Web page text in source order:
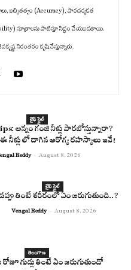
ఖచ్చితత్వం (Accuracy), పారదర్శకత
సూత్రాలను పాటిస్తూ సిద్ధం చేయబడతాయి.
నిరంతరం కృషి చేస్తున్నారు.
లైఫ్ స్టైల్
అన్నం గంజి నీళ్లు పారబోస్తున్నారా?
నీళ్లు లో దాగిన ఆరోగ్య రహస్యాలు ఇవే!
Reddy - August 8, 2026
లైఫ్ స్టైల్
తింటే శరీరంలో ఏం జరుగుతుంది..?
Vengal Reddy - August 8, 2026
తెలంగాణ
గుడ్లు తింటే ఏం జరుగుతుందో